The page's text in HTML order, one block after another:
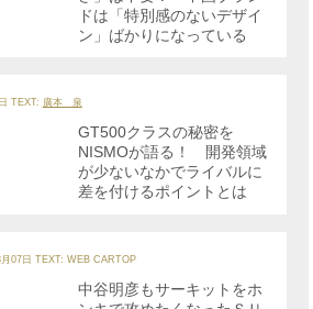
ドは「特別感のないデザイ
ン」ばかりになっている
TEXT: 廣本 泉
GT500クラスの秘密を
NISMOが語る！ 開発領域
が少ないなかでライバルに
差を付けるポイントとは
07日 TEXT: WEB CARTOP
中谷明彦もサーキットをホ